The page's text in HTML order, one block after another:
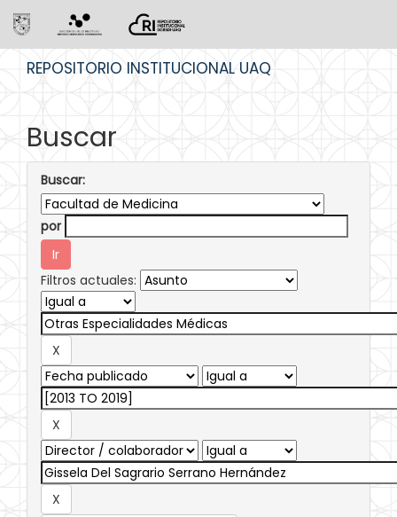
REPOSITORIO INSTITUCIONAL UAQ
Buscar
Buscar:
por
Filtros actuales: